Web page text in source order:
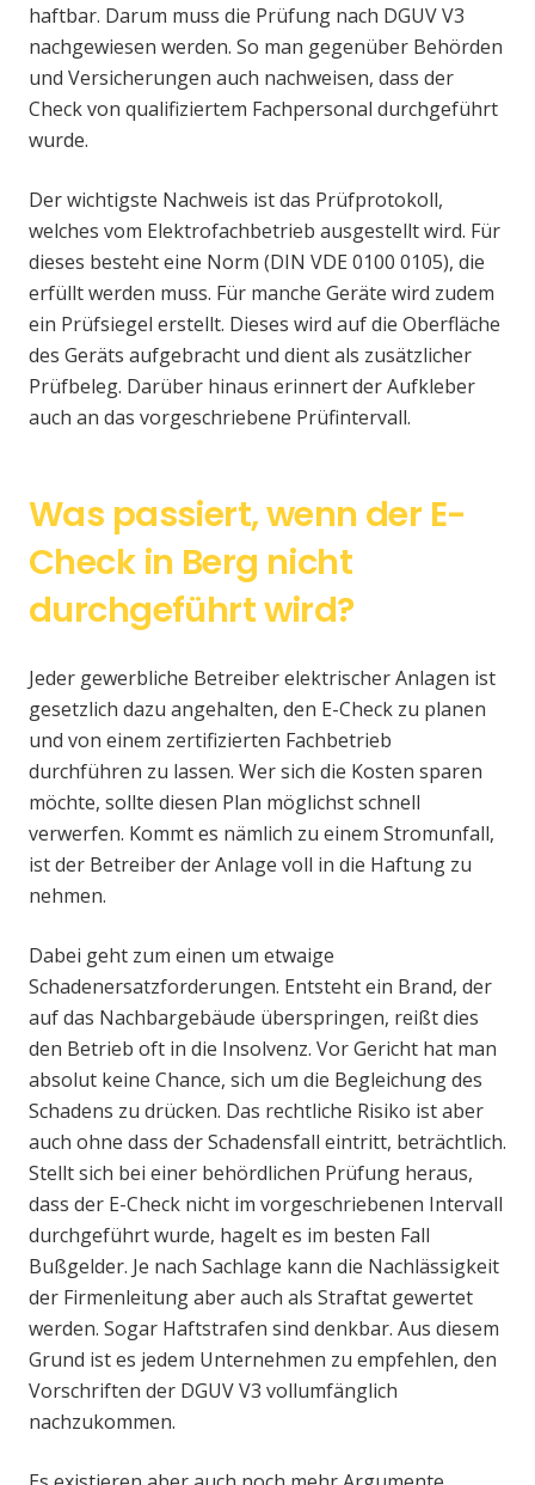
haftbar. Darum muss die Prüfung nach DGUV V3
nachgewiesen werden. So man gegenüber Behörden
und Versicherungen auch nachweisen, dass der
Check von qualifiziertem Fachpersonal durchgeführt
wurde.
Der wichtigste Nachweis ist das Prüfprotokoll,
welches vom Elektrofachbetrieb ausgestellt wird. Für
dieses besteht eine Norm (DIN VDE 0100 0105), die
erfüllt werden muss. Für manche Geräte wird zudem
ein Prüfsiegel erstellt. Dieses wird auf die Oberfläche
des Geräts aufgebracht und dient als zusätzlicher
Prüfbeleg. Darüber hinaus erinnert der Aufkleber
auch an das vorgeschriebene Prüfintervall.
Was passiert, wenn der E-
Check in Berg nicht
durchgeführt wird?
Jeder gewerbliche Betreiber elektrischer Anlagen ist
gesetzlich dazu angehalten, den E-Check zu planen
und von einem zertifizierten Fachbetrieb
durchführen zu lassen. Wer sich die Kosten sparen
möchte, sollte diesen Plan möglichst schnell
verwerfen. Kommt es nämlich zu einem Stromunfall,
ist der Betreiber der Anlage voll in die Haftung zu
nehmen.
Dabei geht zum einen um etwaige
Schadenersatzforderungen. Entsteht ein Brand, der
auf das Nachbargebäude überspringen, reißt dies
den Betrieb oft in die Insolvenz. Vor Gericht hat man
absolut keine Chance, sich um die Begleichung des
Schadens zu drücken. Das rechtliche Risiko ist aber
auch ohne dass der Schadensfall eintritt, beträchtlich.
Stellt sich bei einer behördlichen Prüfung heraus,
dass der E-Check nicht im vorgeschriebenen Intervall
durchgeführt wurde, hagelt es im besten Fall
Bußgelder. Je nach Sachlage kann die Nachlässigkeit
der Firmenleitung aber auch als Straftat gewertet
werden. Sogar Haftstrafen sind denkbar. Aus diesem
Grund ist es jedem Unternehmen zu empfehlen, den
Vorschriften der DGUV V3 vollumfänglich
nachzukommen.